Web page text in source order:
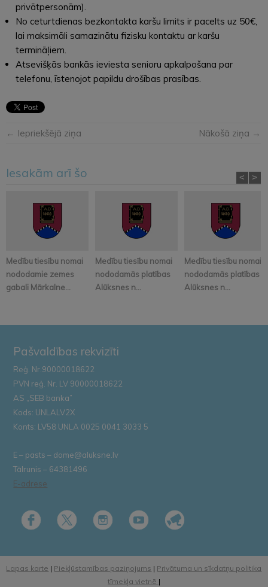
privātpersonām).
No ceturtdienas bezkontakta karšu limits ir pacelts uz 50€,
lai maksimāli samazinātu fizisku kontaktu ar karšu
termināļiem.
Atsevišķās bankās ieviesta senioru apkalpošana par
telefonu, īstenojot papildu drošības prasības.
← Iepriekšējā ziņa Nākošā ziņa →
Iesakām arī šo
Medību tiesību nomai
nododamie zemes
gabali Mārkalne...
Medību tiesību nomai
nododamās platības
Alūksnes n...
Medību tiesību nomai
nododamās platības
Alūksnes n...
< >
Pašvaldības rekvizīti
Reģ. Nr.90000018622
PVN reģ. Nr. LV 90000018622
AS „SEB banka”
Kods: UNLALV2X
Konts: LV58 UNLA 0025 0041 3033 5
E – pasts – dome@aluksne.lv
Tālrunis – 64381496
E-adrese
Lapas karte | Piekļūstamības paziņojums | Privātuma un sīkdatņu politika
tīmekļa vietnē |